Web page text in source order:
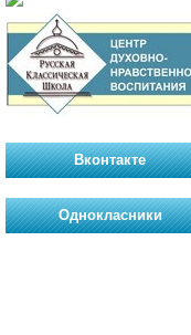
Вконтакте
Однокласники